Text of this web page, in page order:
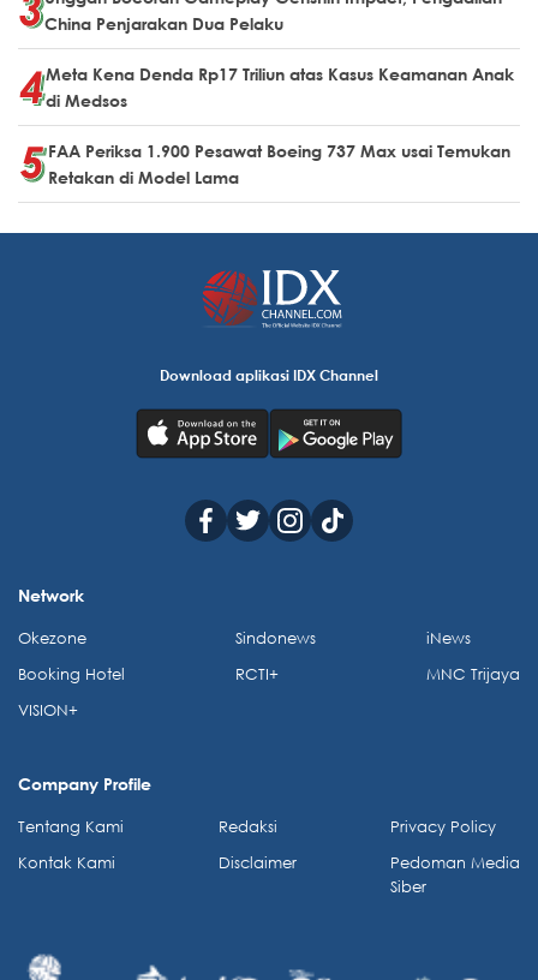
China Penjarakan Dua Pelaku
Meta Kena Denda Rp17 Triliun atas Kasus Keamanan Anak
di Medsos
FAA Periksa 1.900 Pesawat Boeing 737 Max usai Temukan
Retakan di Model Lama
Download aplikasi IDX Channel
Network
Okezone
Booking Hotel
VISION+
Sindonews
RCTI+
iNews
MNC Trijaya
Company Profile
Tentang Kami
Kontak Kami
Redaksi
Disclaimer
Privacy Policy
Pedoman Media
Siber